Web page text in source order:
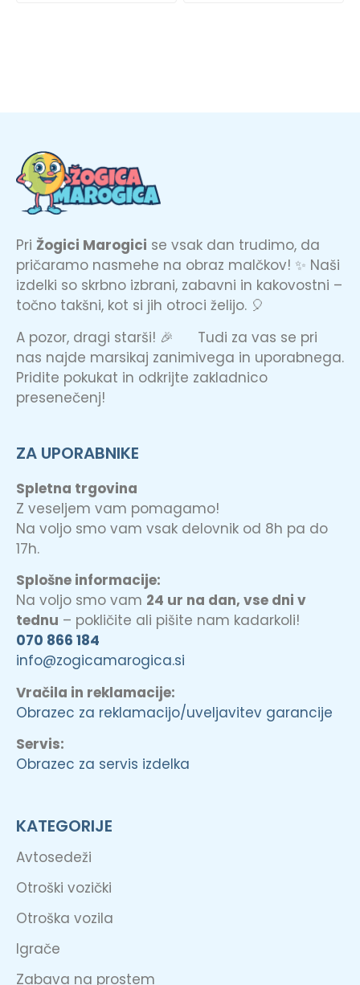
Pri Žogici Marogici se vsak dan trudimo, da
pričaramo nasmehe na obraz malčkov! ✨ Naši
izdelki so skrbno izbrani, zabavni in kakovostni –
točno takšni, kot si jih otroci želijo. 🎈
A pozor, dragi starši! 🎉 Tudi za vas se pri
nas najde marsikaj zanimivega in uporabnega.
Pridite pokukat in odkrijte zakladnico
presenečenj!
ZA UPORABNIKE
Spletna trgovina
Z veseljem vam pomagamo!
Na voljo smo vam vsak delovnik od 8h pa do
17h.
Splošne informacije:
Na voljo smo vam 24 ur na dan, vse dni v
tednu – pokličite ali pišite nam kadarkoli!
070 866 184
info@zogicamarogica.si
Vračila in reklamacije:
Obrazec za reklamacijo/uveljavitev garancije
Servis:
Obrazec za servis izdelka
KATEGORIJE
Avtosedeži
Otroški vozički
Otroška vozila
Igrače
Zabava na prostem